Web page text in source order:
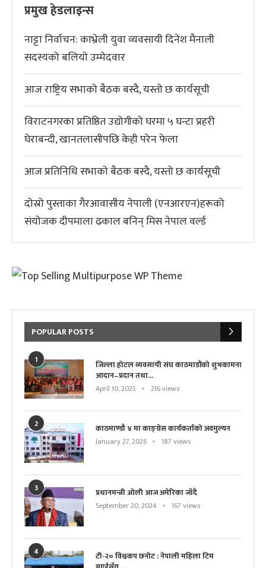
प्रमुख हेडलाइन्स
नाट्टा निर्वाचन: काभ्रेली युवा व्यवसायी दिनेश मैनाली
सदस्यको बलियो उम्मेदवार
आज राष्ट्रिय सभाको बैठक बस्दै, यस्तो छ कार्यसूची
विराटनगरका प्रतिष्ठित उद्योगीको घरमा ५ घन्टा प्रहरी
घेराबन्दी, खानतलासीपछि केही परेन फेला
आज प्रतिनिधि सभाको बैठक बस्दै, यस्तो छ कार्यसूची
दोस्रो पुस्ताका गैरआवासीय नेपाली (एनआरएन)हरूको
संयोजक दीपमाला ढकाल बनिन् मिस नेपाल वर्ल्ड
POPULAR POSTS
1
जिल्ला होटल व्यवसायी संघ काठमाडौंको शुभकामना
आदान–प्रदान तथा...
April 10, 2025 216 views
2 काठमाण्डौ ४ मा काङ्ग्रेस कार्यकर्ताको अवमुल्यन
January 27, 2026 187 views
3 प्रधानमन्त्री ओली आज अमेरिका जाँदै
September 20, 2024 167 views
4
टी-२० विश्वकप छनोट : नेपाली महिला टिम